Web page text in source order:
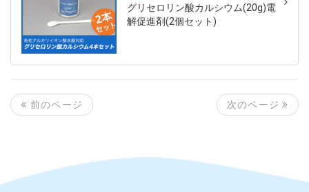
グリセロリン酸カルシウム(20g)電
解促進剤(2個セット)
前のページ 次のページ